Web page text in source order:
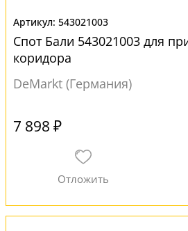
543021003
Спот Бали 543021003 для
коридора
DeMarkt (Германия)
7 898 ₽